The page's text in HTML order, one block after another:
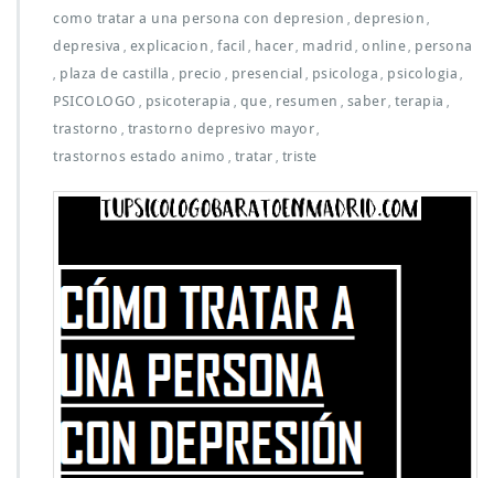
como tratar a una persona con depresion depresion
depresiva explicacion facil hacer madrid online persona
plaza de castilla precio presencial psicologa psicologia
PSICOLOGO psicoterapia que resumen saber terapia
trastorno trastorno depresivo mayor
trastornos estado animo tratar triste